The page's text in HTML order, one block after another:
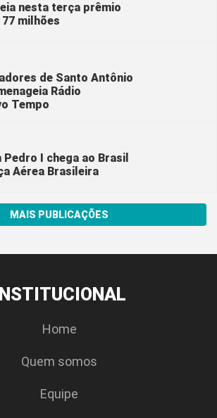
nesta terça prêmio
milhões
de Santo Antônio
Rádio
Tempo
Pedro I chega ao Brasil
Aérea Brasileira
MAIS PUBLICAÇÕES
INSTITUCIONAL
Home
Quem somos
Equipe